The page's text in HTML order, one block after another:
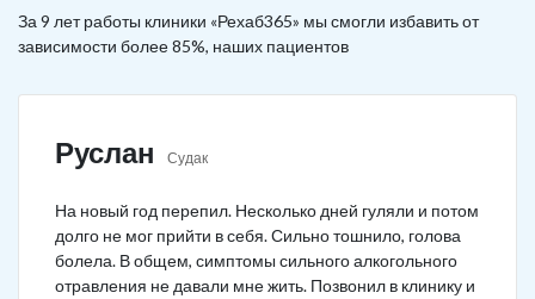
За 9 лет работы клиники «Рехаб365» мы смогли избавить от
зависимости более 85%, наших пациентов
Руслан Судак
На новый год перепил. Несколько дней гуляли и потом
долго не мог прийти в себя. Сильно тошнило, голова
болела. В общем, симптомы сильного алкогольного
отравления не давали мне жить. Позвонил в клинику и